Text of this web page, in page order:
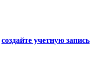
создайте учетную запись